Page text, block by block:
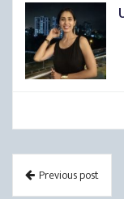
Previous post